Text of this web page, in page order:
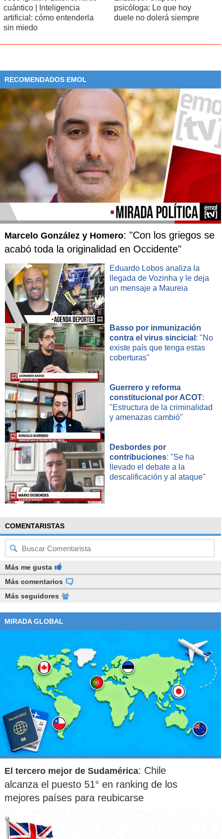
cuántico | Inteligencia
artificial: cómo entenderla
sin miedo
psicóloga: Lo que hoy
duele no dolerá siempre
RECOMENDADOS EMOL
Marcelo González y Homero: "Con los griegos se
acabó toda la originalidad en Occidente"
Eduardo Lobos analiza la
llegada de Vozinha y le deja
un mensaje a Maureia
Basso por inmunización
contra el virus sincicial : "No
existe país que tenga estas
coberturas"
Guerrero y reforma
constitucional por ACOT:
"Estructura de la criminalidad
y amenazas cambió"
Desbordes por
contribuciones: "Se ha
llevado el debate a la
descalificación y al ataque"
COMENTARISTAS
Más me gusta
Más comentarios
Más seguidores
MIRADA GLOBAL
El tercero mejor de Sudamérica: Chile
alcanza el puesto 51° en ranking de los
mejores países para reubicarse